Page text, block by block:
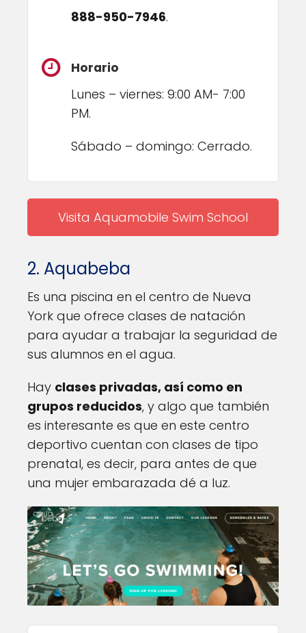
888-950-7946.
Horario
Lunes – viernes: 9:00 AM- 7:00
PM.
Sábado – domingo: Cerrado.
Visita Aquamobile Swim School
2. Aquabeba
Es una piscina en el centro de Nueva
York que ofrece clases de natación
para ayudar a trabajar la seguridad de
sus alumnos en el agua.
Hay clases privadas, así como en
grupos reducidos, y algo que también
es interesante es que en este centro
deportivo cuentan con clases de tipo
prenatal, es decir, para antes de que
una mujer embarazada dé a luz.